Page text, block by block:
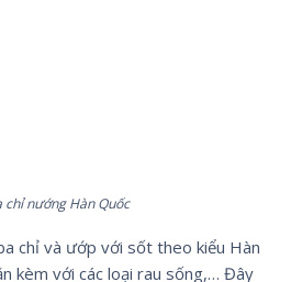
chỉ nướng Hàn Quốc
chỉ và ướp với sốt theo kiểu Hàn
kèm với các loại rau sống,… Đây